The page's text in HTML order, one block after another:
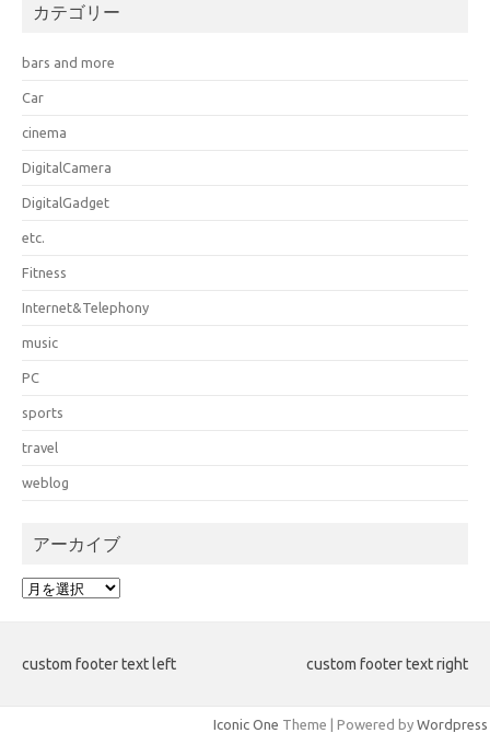
カテゴリー
bars and more
Car
cinema
DigitalCamera
DigitalGadget
etc.
Fitness
Internet&Telephony
music
PC
sports
travel
weblog
アーカイブ
ア
ブ
custom footer text left custom footer text right
Iconic One Theme | Powered by Wordpress